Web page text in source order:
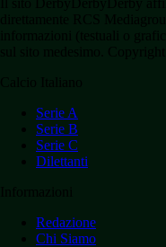
Serie A
Serie B
Serie C
Dilettanti
Redazione
Chi Siamo